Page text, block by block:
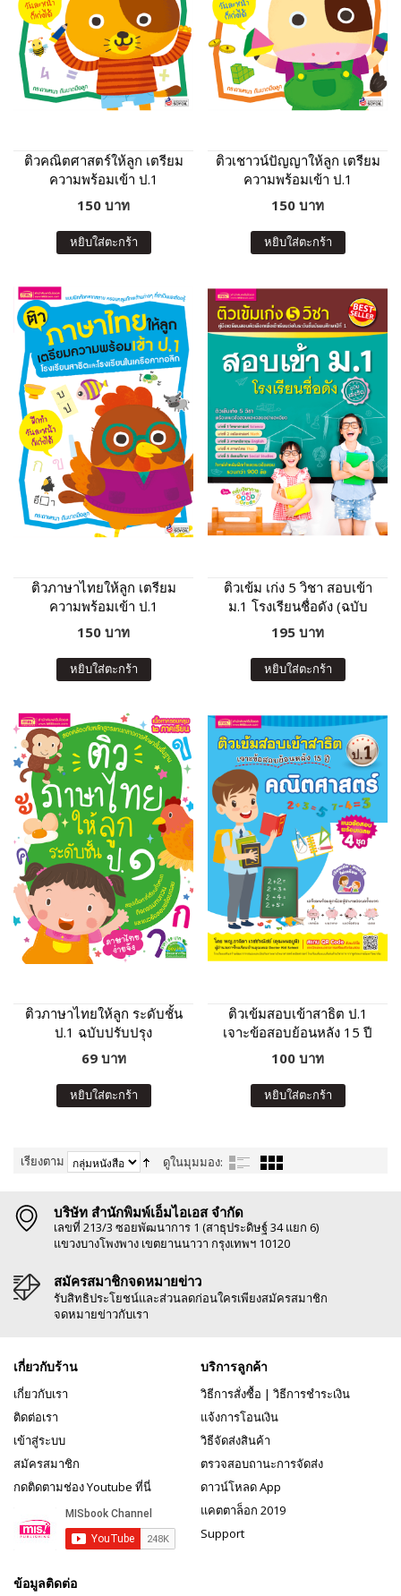
ติวคณิตศาสตร์ให้ลูก เตรียม
ความพร้อมเข้า ป.1
โรงเรียนสาธิตและโรงเรียน
ปรับปรุง)
150 บาท
หยิบใส่ตะกร้า
ติวเชาวน์ปัญญาให้ลูก เตรียม
ความพร้อมเข้า ป.1
โรงเรียนสาธิตและโรงเรียน
ปรับปรุง)
150 บาท
หยิบใส่ตะกร้า
ติวภาษาไทยให้ลูก เตรียม
ความพร้อมเข้า ป.1
โรงเรียนสาธิตและโรงเรียน
ในเครือคาทอลิก (ฉบับ
ปรับปรุง)
150 บาท
หยิบใส่ตะกร้า
ติวเข้ม เก่ง 5 วิชา สอบเข้า
ม.1 โรงเรียนชื่อดัง (ฉบับ
เร่งรัด)
195 บาท
หยิบใส่ตะกร้า
ติวภาษาไทยให้ลูก ระดับชั้น
ป.1 ฉบับปรับปรุง
69 บาท
หยิบใส่ตะกร้า
ติวเข้มสอบเข้าสาธิต ป.1
เจาะข้อสอบย้อนหลัง 15 ปี
คณิตศาสตร์
100 บาท
หยิบใส่ตะกร้า
เรียงตาม ดูในมุมมอง:
บริษัท สำนักพิมพ์เอ็มไอเอส จำกัด
เลขที่ 213/3 ซอยพัฒนาการ 1 (สาธุประดิษฐ์ 34 แยก 6)
แขวงบางโพงพาง เขตยานนาวา กรุงเทพฯ 10120
สมัครสมาชิกจดหมายข่าว
รับสิทธิประโยชน์และส่วนลดก่อนใครเพียงสมัครสมาชิก
จดหมายข่าวกับเรา
เกี่ยวกับร้าน
เกี่ยวกับเรา
ติดต่อเรา
เข้าสู่ระบบ
สมัครสมาชิก
กดติดตามช่อง Youtube ที่นี่
บริการลูกค้า
วิธีการสั่งซื้อ | วิธีการชำระเงิน
แจ้งการโอนเงิน
วิธีจัดส่งสินค้า
ตรวจสอบถานะการจัดส่ง
ดาวน์โหลด App
แคตตาล็อก 2019
Support
ข้อมูลติดต่อ